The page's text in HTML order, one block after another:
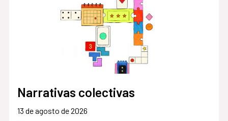
Narrativas colectivas
13 de agosto de 2026